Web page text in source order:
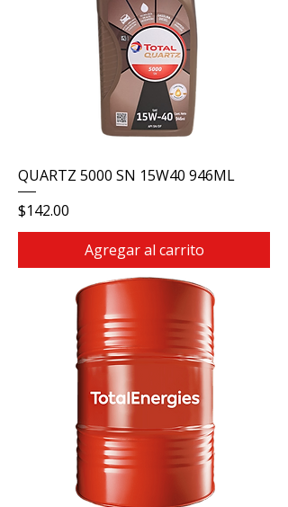
QUARTZ 5000 SN 15W40 946ML
Precio
$142.00
Agregar al carrito